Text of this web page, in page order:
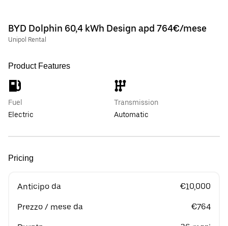
BYD Dolphin 60,4 kWh Design apd 764€/mese
Unipol Rental
Product Features
Fuel
Electric
Transmission
Automatic
Pricing
Anticipo da €10,000
Prezzo / mese da €764